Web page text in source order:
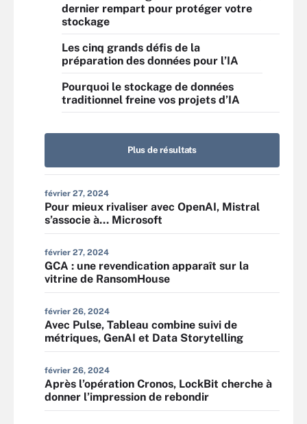
dernier rempart pour protéger votre
stockage
Les cinq grands défis de la
préparation des données pour l’IA
Pourquoi le stockage de données
traditionnel freine vos projets d’IA
Plus de résultats
février 27, 2024
Pour mieux rivaliser avec OpenAI, Mistral
s’associe à… Microsoft
février 27, 2024
GCA : une revendication apparaît sur la
vitrine de RansomHouse
février 26, 2024
Avec Pulse, Tableau combine suivi de
métriques, GenAI et Data Storytelling
février 26, 2024
Après l’opération Cronos, LockBit cherche à
donner l’impression de rebondir